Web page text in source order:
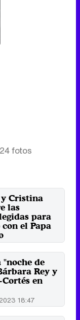
24 fotos
y Cristina
las
para
el Papa
2024 18:19
de
Rey y
en
18:47